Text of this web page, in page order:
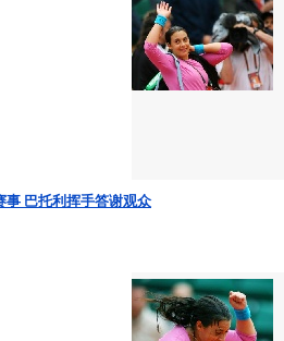
事 巴托利挥手答谢观众